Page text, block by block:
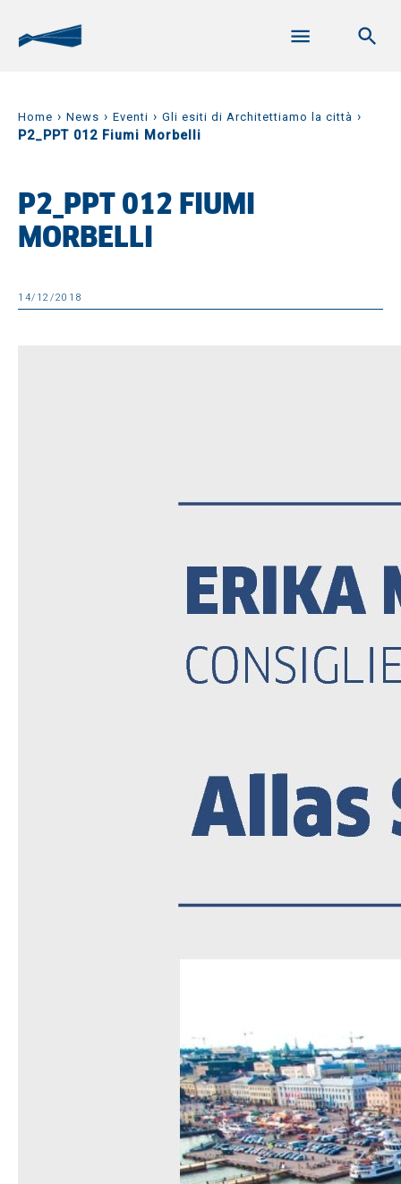
Home › News › Eventi › Gli esiti di Architettiamo la città ›
P2_PPT 012 Fiumi Morbelli
P2_PPT 012 FIUMI
MORBELLI
14/12/2018